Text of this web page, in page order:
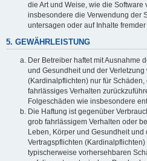
die Art und Weise, wie die
insbesondere die Verwendung der
untersagen oder auf Inhalte
5. GEWÄHRLEISTUNG
Der Betreiber haftet mit Ausnahme
und Gesundheit und der
(Kardinalpflichten) nur für
fahrlässiges Verhalten
Folgeschäden wie insbesondere
Die Haftung ist gegenüber
grob fahrlässigem Verhalten oder
Leben, Körper und Gesundheit
Vertragspflichten
typischerweise vorhersehbaren